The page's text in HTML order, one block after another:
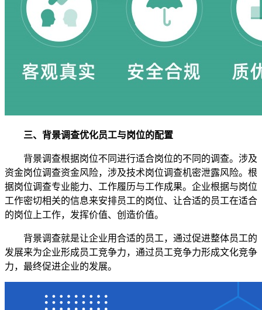
三、背景调查优化员工与岗位的配置
背景调查根据岗位不同进行适合岗位的不同的调查。涉及
资金岗位调查资金风险，涉及技术岗位调查机密泄露风险。根
据岗位调查专业能力、工作履历与工作成果。企业根据与岗位
工作密切相关的信息来安排员工的岗位、让合适的员工在适合
的岗位上工作，发挥价值、创造价值。
背景调查就是让企业用合适的员工，通过促进整体员工的
发展来为企业形成员工竞争力，通过员工竞争力形成文化竞争
力，最终促进企业的发展。